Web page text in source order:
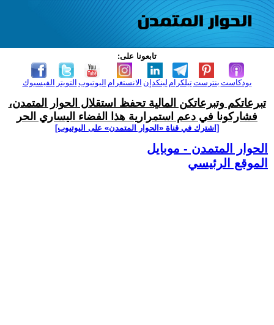
تابعونا على:
الفيسبوك التويتر اليوتيوب الانستغرام لينكدإن تيلكرامبنترست بودكاست
تبرعاتكم وتبرعاتكن المالية تحفظ استقلال الحوار المتمدن،
فشاركونا في دعم استمرارية هذا الفضاء اليساري الحر
[اشترك في قناة ‫«الحوار المتمدن» على اليوتيوب]
الحوار المتمدن - موبايل
الموقع الرئيسي